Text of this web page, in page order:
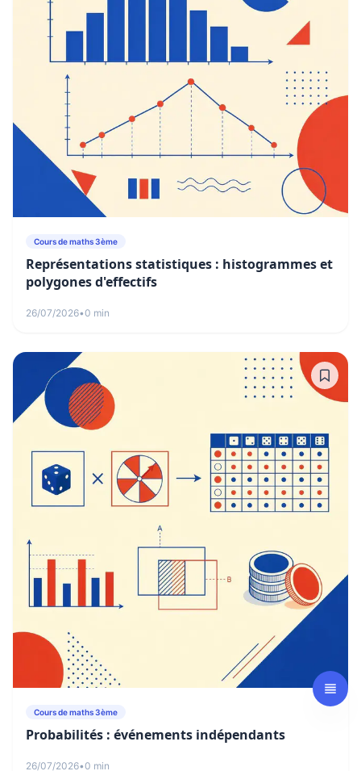
Cours de maths 3ème
Représentations statistiques : histogrammes et
polygones d'effectifs
26/07/2026•0 min
Cours de maths 3ème
Probabilités : événements indépendants
26/07/2026•0 min